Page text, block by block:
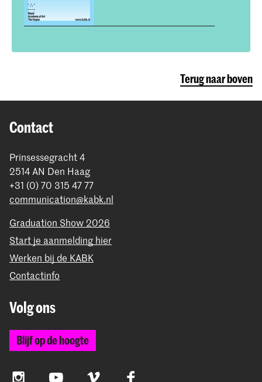
Terug naar boven
Contact
Prinsessegracht 4
2514 AN Den Haag
+31 (0) 70 315 47 77
communication@kabk.nl
Graduation Show 2026
Start je aanmelding hier
Werken bij de KABK
Contactinfo
Volg ons
Blijf op de hoogte
InstagramYouTube Vimeo Facebook